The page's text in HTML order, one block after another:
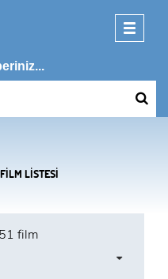
Toggle
FILM LISTESI
51 film